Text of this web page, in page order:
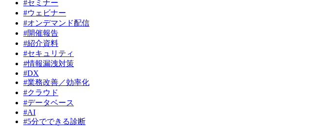
#セミナー
#ウェビナー
#オンデマンド配信
#開催報告
#紹介資料
#セキュリティ
#情報漏洩対策
#DX
#業務改善／効率化
#クラウド
#データベース
#AI
#5分でできる診断